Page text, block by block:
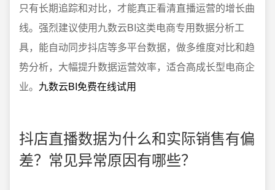
只有长期追踪和对比，才能真正看清直播运营的增长曲
线。强烈建议使用九数云BI这类电商专用数据分析工
具，能自动同步抖店等多平台数据，做多维度对比和趋
势分析，大幅提升数据运营效率，适合高成长型电商企
业。 九数云BI免费在线试用
抖店直播数据为什么和实际销售有偏
差？常见异常原因有哪些？